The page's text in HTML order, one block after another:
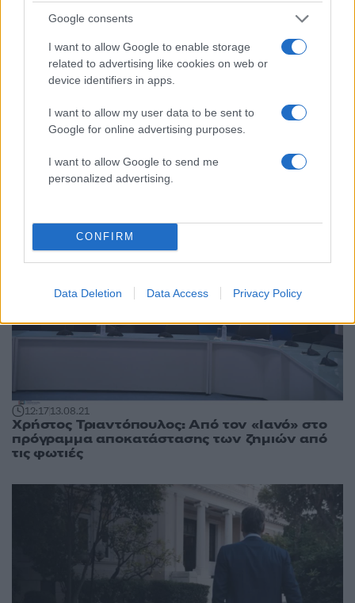
Google consents
I want to allow Google to enable storage
related to advertising like cookies on web or
device identifiers in apps.
I want to allow my user data to be sent to
Google for online advertising purposes.
I want to allow Google to send me
personalized advertising.
CONFIRM
Data Deletion Data Access Privacy Policy
12:1713.08.21
Χρήστος Τριαντόπουλος: Από τον «Ιανό» στο
πρόγραμμα αποκατάστασης των ζημιών από
τις φωτιές